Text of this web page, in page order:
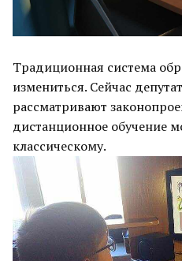
Традиционная система
измениться. Сейчас
рассматривают
дистанционное обучение
классическому.